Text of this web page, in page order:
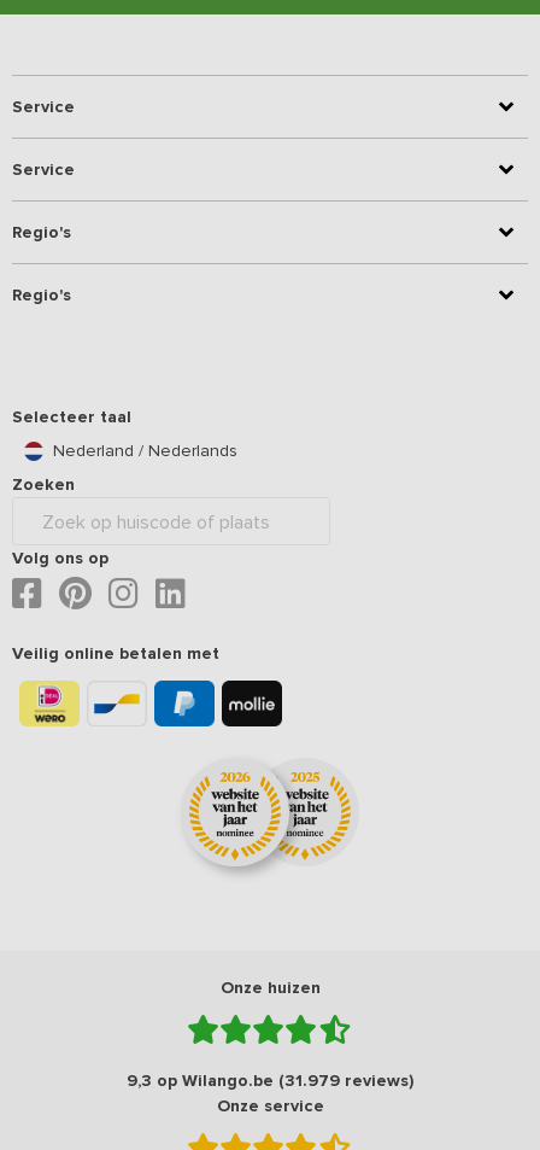
Service
Service
Regio's
Regio's
Selecteer taal
Nederland / Nederlands
Zoeken
Volg ons op
Veilig online betalen met
Onze huizen
9,3 op Wilango.be (31.979 reviews)
Onze service